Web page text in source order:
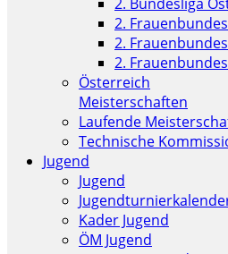
2.
2.
2.
Österreich
Meisterschaften
Laufende
Technische
Jugend
Jugend
Kader Jugend
ÖM Jugend